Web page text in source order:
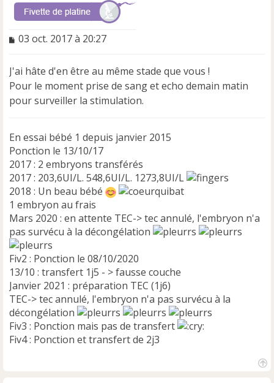
M
s
a
g
e
n
l
u
03 oct. 2017 à 20:27
J'ai hâte d'en être au même stade que vous !
Pour le moment prise de sang et echo demain matin
pour surveiller la stimulation.
En essai bébé 1 depuis janvier 2015
Ponction le 13/10/17
2017 : 2 embryons transférés
2017 : 203,6UI/L. 548,6UI/L. 1273,8UI/L
2018 : Un beau bébé
1 embryon au frais
Mars 2020 : en attente TEC-> tec annulé, l'embryon n'a
pas survécu à la décongélation
Fiv2 : Ponction le 08/10/2020
13/10 : transfert 1j5 - > fausse couche
Janvier 2021 : préparation TEC (1j6)
TEC-> tec annulé, l'embryon n'a pas survécu à la
décongélation
Fiv3 : Ponction mais pas de transfert
Fiv4 : Ponction et transfert de 2j3